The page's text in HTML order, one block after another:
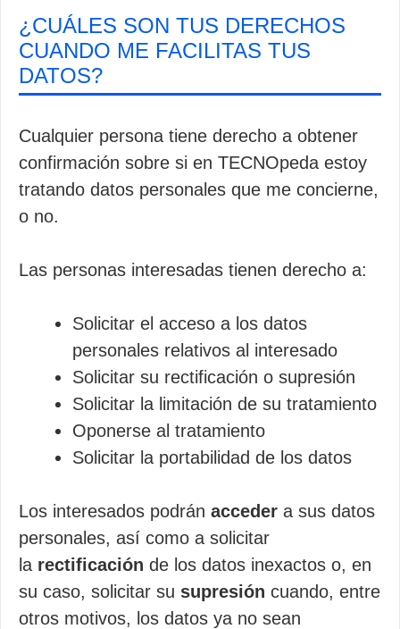
¿CUÁLES SON TUS DERECHOS
CUANDO ME FACILITAS TUS
DATOS?
Cualquier persona tiene derecho a obtener
confirmación sobre si en TECNOpeda estoy
tratando datos personales que me concierne,
o no.
Las personas interesadas tienen derecho a:
Solicitar el acceso a los datos
personales relativos al interesado
Solicitar su rectificación o supresión
Solicitar la limitación de su tratamiento
Oponerse al tratamiento
Solicitar la portabilidad de los datos
Los interesados podrán acceder a sus datos
personales, así como a solicitar
la rectificación de los datos inexactos o, en
su caso, solicitar su supresión cuando, entre
otros motivos, los datos ya no sean